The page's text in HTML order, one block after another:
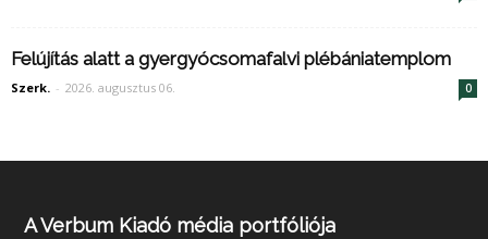
Felújítás alatt a gyergyócsomafalvi plébániatemplom
Szerk. - 2026. augusztus 06. 0
A Verbum Kiadó média portfóliója